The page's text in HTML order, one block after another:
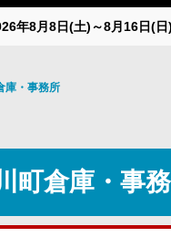
年8月8日(土)～8月16日(
庫・事務所
町倉庫・事